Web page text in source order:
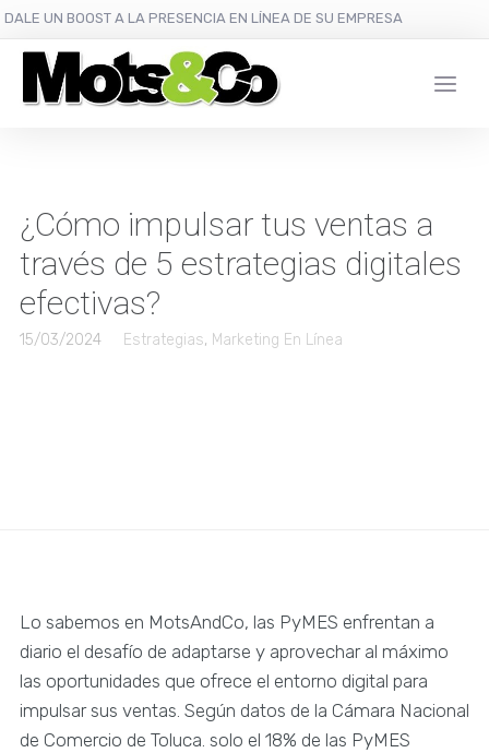
DALE UN BOOST A LA PRESENCIA EN LÍNEA DE SU EMPRESA
¿Cómo impulsar tus ventas a
través de 5 estrategias digitales
efectivas?
15/03/2024 Estrategias, Marketing En Línea
Lo sabemos en MotsAndCo, las PyMES enfrentan a
diario el desafío de adaptarse y aprovechar al máximo
las oportunidades que ofrece el entorno digital para
impulsar sus ventas. Según datos de la Cámara Nacional
de Comercio de Toluca. solo el 18% de las PyMES